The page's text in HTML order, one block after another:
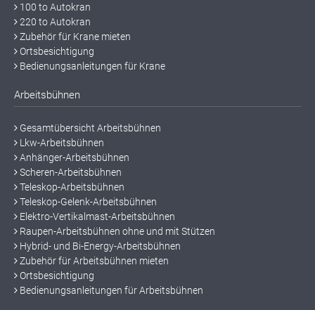
100 to Autokran
220 to Autokran
Zubehör für Krane mieten
Ortsbesichtigung
Bedienungsanleitungen für Krane
Arbeitsbühnen
Gesamtübersicht Arbeitsbühnen
Lkw-Arbeitsbühnen
Anhänger-Arbeitsbühnen
Scheren-Arbeitsbühnen
Teleskop-Arbeitsbühnen
Teleskop-Gelenk-Arbeitsbühnen
Elektro-Vertikalmast-Arbeitsbühnen
Raupen-Arbeitsbühnen ohne und mit Stützen
Hybrid- und Bi-Energy-Arbeitsbühnen
Zubehör für Arbeitsbühnen mieten
Ortsbesichtigung
Bedienungsanleitungen für Arbeitsbühnen